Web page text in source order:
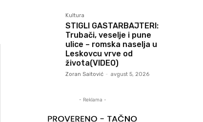
Kultura
STIGLI GASTARBAJTERI:
Trubači, veselje i pune
ulice – romska naselja u
Leskovcu vrve od
života(VIDEO)
Zoran Saitović - avgust 5, 2026
- Reklama -